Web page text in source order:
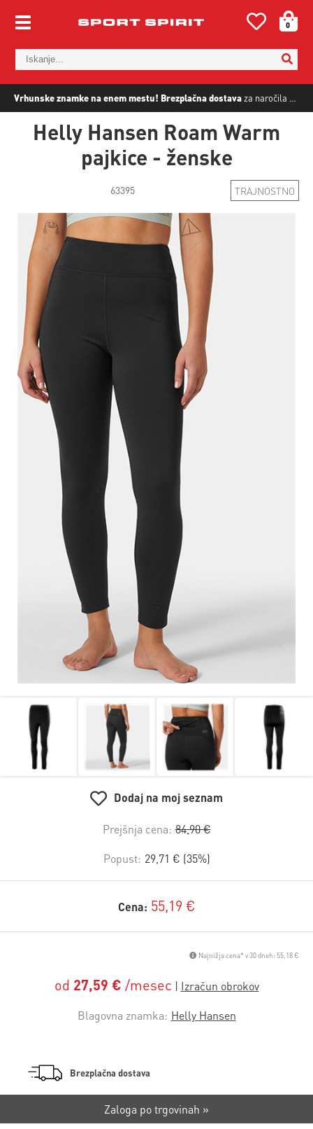
Vrhunske znamke na enem mestu! Brezplačna dostavaza naročila nad
0
Helly Hansen Roam Warm
pajkice - ženske
63395 TRAJNOSTNO
Dodaj na moj seznam
Prejšnja cena: 84,90 €
Popust: 29,71 € (35%)
Cena: 55,19 €
Najnižja cena* v 30 dneh: 55,18 €
od 27,59 € /mesec
Blagovna znamka: Helly Hansen
Brezplačna dostava
Zaloga po trgovinah »